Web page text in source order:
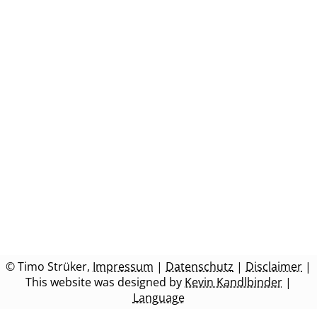
© Timo Strüker, Impressum | Datenschutz | Disclaimer |
This website was designed by Kevin Kandlbinder |
Language